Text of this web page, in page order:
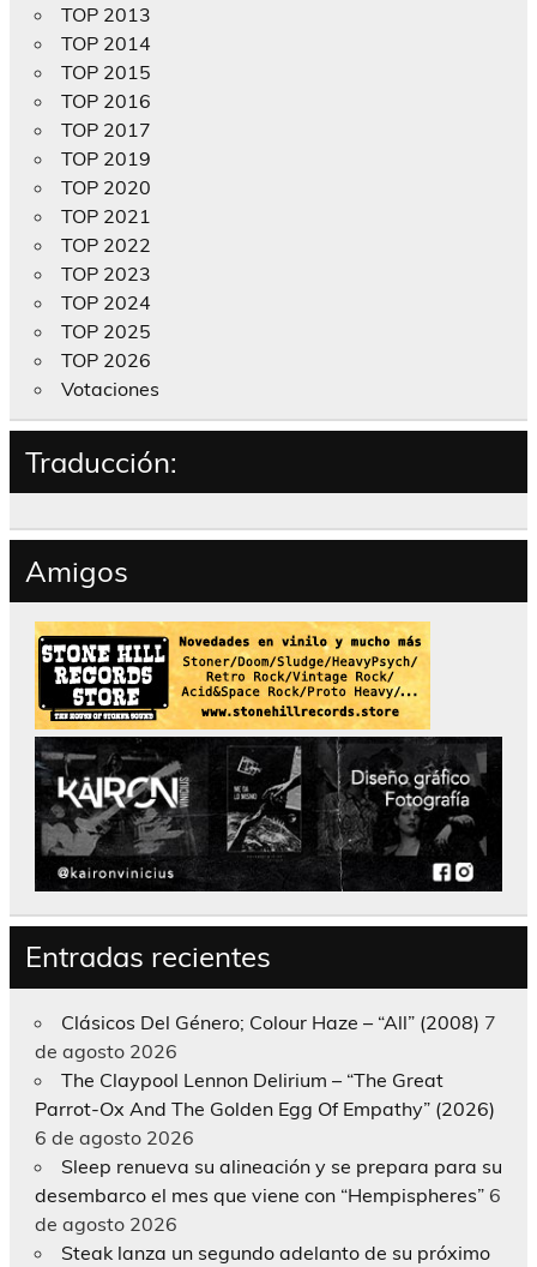
TOP 2013
TOP 2014
TOP 2015
TOP 2016
TOP 2017
TOP 2019
TOP 2020
TOP 2021
TOP 2022
TOP 2023
TOP 2024
TOP 2025
TOP 2026
Votaciones
Traducción:
Amigos
Entradas recientes
Clásicos Del Género; Colour Haze – “All” (2008) 7
de agosto 2026
The Claypool Lennon Delirium – “The Great
Parrot-Ox And The Golden Egg Of Empathy” (2026)
6 de agosto 2026
Sleep renueva su alineación y se prepara para su
desembarco el mes que viene con “Hempispheres” 6
de agosto 2026
Steak lanza un segundo adelanto de su próximo